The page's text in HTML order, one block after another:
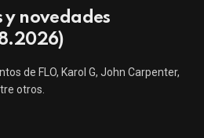
y novedades
de FLO, Karol G, John Carpenter,
otros.